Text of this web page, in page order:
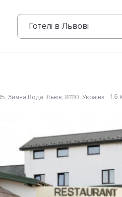
Готелі в Львові
Зимна Вода, Львів, 81110, Україна 1.6